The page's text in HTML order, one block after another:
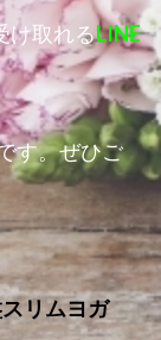
け取れるLINE
す。ぜひご
リムヨガ